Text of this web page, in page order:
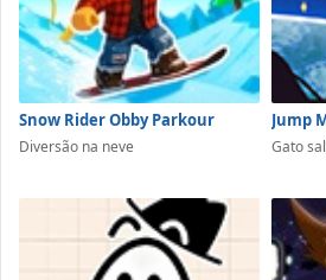
Snow Rider Obby Parkour
Diversão na neve
Jump
Gato